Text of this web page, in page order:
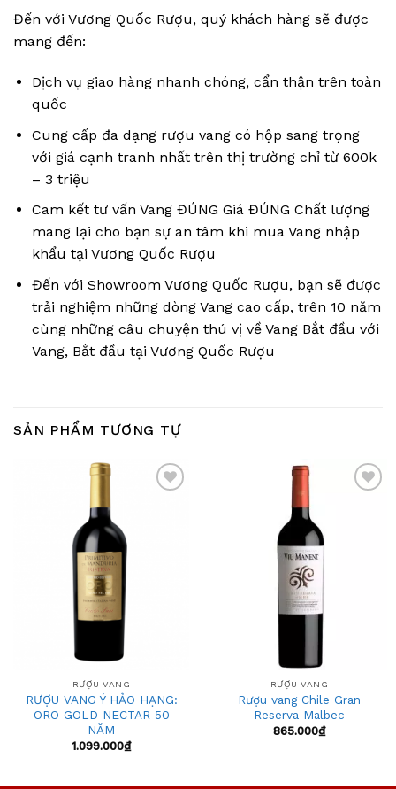
Đến với Vương Quốc Rượu, quý khách hàng sẽ được
mang đến:
Dịch vụ giao hàng nhanh chóng, cẩn thận trên toàn
quốc
Cung cấp đa dạng rượu vang có hộp sang trọng
với giá cạnh tranh nhất trên thị trường chỉ từ 600k
– 3 triệu
Cam kết tư vấn Vang ĐÚNG Giá ĐÚNG Chất lượng
mang lại cho bạn sự an tâm khi mua Vang nhập
khẩu tại Vương Quốc Rượu
Đến với Showroom Vương Quốc Rượu, bạn sẽ được
trải nghiệm những dòng Vang cao cấp, trên 10 năm
cùng những câu chuyện thú vị về Vang Bắt đầu với
Vang, Bắt đầu tại Vương Quốc Rượu
SẢN PHẨM TƯƠNG TỰ
RƯỢU VANG
RƯỢU VANG Ý HẢO HẠNG:
ORO GOLD NECTAR 50
NĂM
1.099.000₫
RƯỢU VANG
Rượu vang Chile Gran
Reserva Malbec
865.000₫